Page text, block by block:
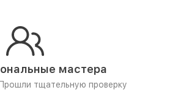
мастера
Прошли тщательную проверку